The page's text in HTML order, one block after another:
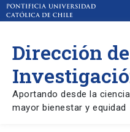
Dirección de
Aportando desde la
mayor bienestar y equidad